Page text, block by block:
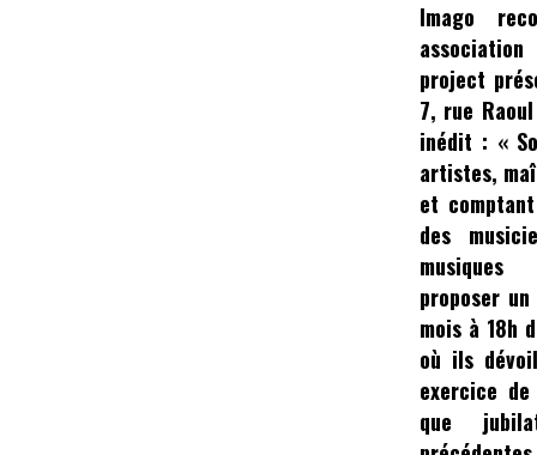
Imago
project
7, rue
inédit : «
artistes,
et
des
proposer
mois à 18h
où ils
exercice
que